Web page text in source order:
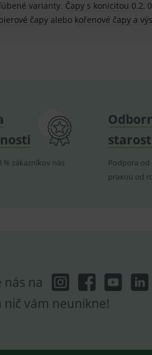
varianty. Čapy s konicitou 0.2,
čapy alebo kořenové čapy a
% zákazníkov nás
Podpora od
praxou od
nás na
nič vám neunikne!
zapamatování
aby banner cookie
analytics.
analytics.
reklamy.